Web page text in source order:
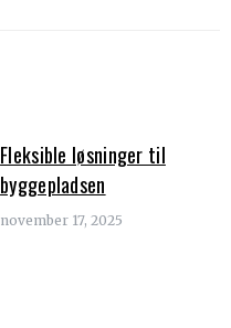
Fleksible løsninger til
byggepladsen
november 17, 2025